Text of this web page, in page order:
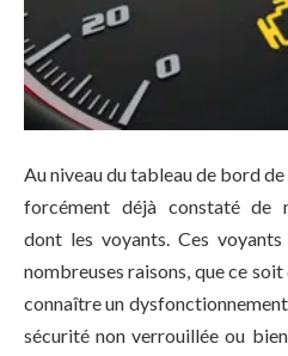
Au niveau du tableau de bord
forcément déjà constaté de
dont les voyants. Ces
nombreuses raisons, que ce
connaître un
sécurité non verrouillée ou